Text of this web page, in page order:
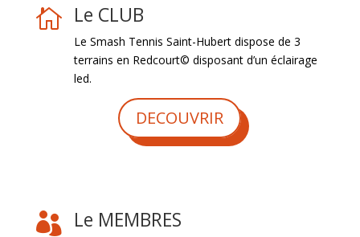
 Le CLUB
Le Smash Tennis Saint-Hubert dispose de 3
terrains en Redcourt© disposant d’un éclairage
led.
DECOUVRIR
 Le MEMBRES